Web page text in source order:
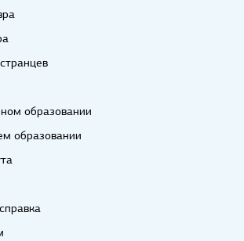
образовании
образовании